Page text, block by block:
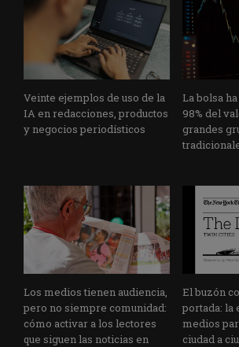
Veinte ejemplos de uso de la
IA en redacciones, productos
y negocios periodísticos
La bolsa
98% del
grandes
Los medios tienen audiencia,
pero no siempre comunidad:
cómo activar a los lectores
que siguen las noticias en
El buzón
portada: la
medios
ciudad a